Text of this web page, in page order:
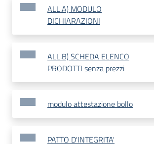
ALL.A) MODULO
DICHIARAZIONI
ALL.B) SCHEDA ELENCO
PRODOTTI senza prezzi
modulo attestazione bollo
PATTO D'INTEGRITA'